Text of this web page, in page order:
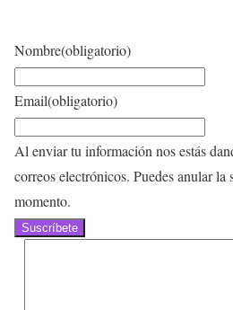
Nombre(obligatorio)
Email(obligatorio)
Al enviar tu información nos estás
correos electrónicos. Puedes anular
momento.
Suscríbete